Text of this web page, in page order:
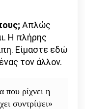
Απλώς
Η πλήρης
Είμαστε εδώ
τον άλλον.
που ρίχνει η
συντρίψει»